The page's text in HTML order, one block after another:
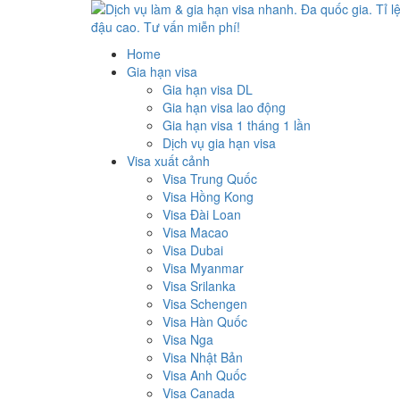
Dịch vụ làm & gia hạn visa nhanh. Đa quốc gia. Tỉ lệ
cao. Tư vấn miễn phí!
Uy tín – Nhanh chóng – Chuyên nghiệp
Home
Gia hạn visa
Gia hạn visa DL
Gia hạn visa lao động
Gia hạn visa 1 tháng 1 lần
Dịch vụ gia hạn visa
Visa xuất cảnh
Visa Trung Quốc
Visa Hồng Kong
Visa Đài Loan
Visa Macao
Visa Dubai
Visa Myanmar
Visa Srilanka
Visa Schengen
Visa Hàn Quốc
Visa Nga
Visa Nhật Bản
Visa Anh Quốc
Visa Canada